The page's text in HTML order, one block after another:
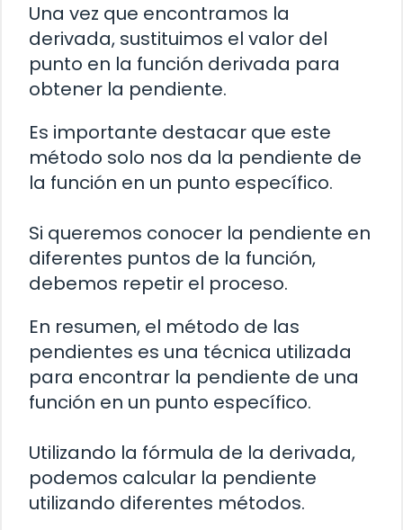
Una vez que encontramos la
derivada, sustituimos el valor del
punto en la función derivada para
obtener la pendiente.
Es importante destacar que este
método solo nos da la pendiente de
la función en un punto específico.
Si queremos conocer la pendiente en
diferentes puntos de la función,
debemos repetir el proceso.
En resumen, el método de las
pendientes es una técnica utilizada
para encontrar la pendiente de una
función en un punto específico.
Utilizando la fórmula de la derivada,
podemos calcular la pendiente
utilizando diferentes métodos.